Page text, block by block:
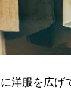
洋服を広げ